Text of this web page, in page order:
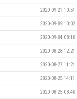
2020-09-21 10:51
2020-09-09 10:02
2020-09-04 08:10
2020-08-28 12:21
2020-08-27 11:21
2020-08-25 14:11
2020-08-25 08:40